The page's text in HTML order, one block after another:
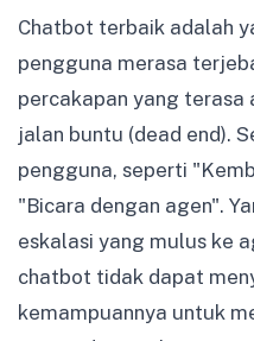
Chatbot terbaik adalah
pengguna merasa
percakapan yang
jalan buntu (dead end).
pengguna, seperti
"Bicara dengan agen".
eskalasi yang mulus ke
chatbot tidak dapat
kemampuannya untuk